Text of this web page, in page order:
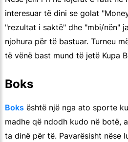
interesuar të dini se golat
"rezultat i saktë" dhe "mbi/nën"
njohura për të bastuar. Turneu
të vënë bast mund të jetë Kupa
Boks
Boks është një nga ato sporte
madhe që ndodh kudo në botë,
ta dinë për të. Pavarësisht nëse